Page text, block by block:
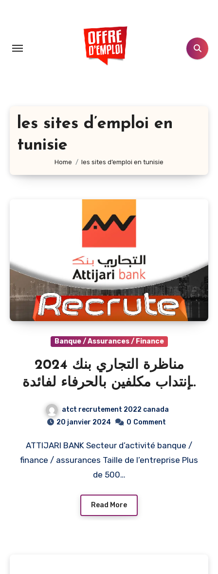
principal
les sites d’emploi en
tunisie
Home les sites d’emploi en tunisie
Banque / Assurances / Finance
مناظرة التجاري بنك 2024
لإنتداب مكلفين بالحرفاء لفائدة
فروعه / Attijari bank
recrute plusieurs profils
atct recrutement 2022 canada
20 janvier 2024
0 Comment
ATTIJARI BANK Secteur d’activité banque /
finance / assurances Taille de l’entreprise Plus
de 500…
Read More